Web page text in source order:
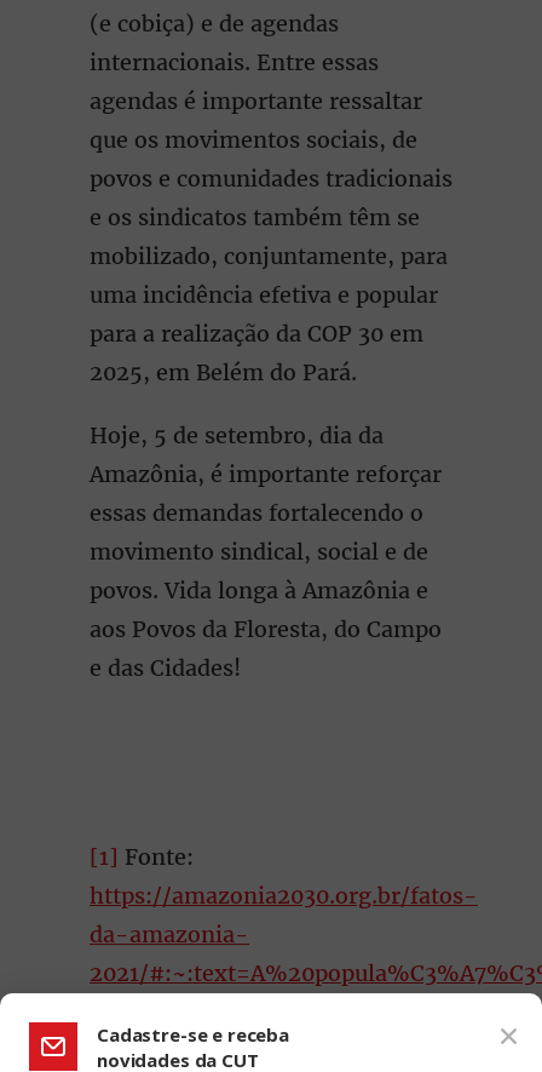
(e cobiça) e de agendas
internacionais. Entre essas
agendas é importante ressaltar
que os movimentos sociais, de
povos e comunidades tradicionais
e os sindicatos também têm se
mobilizado, conjuntamente, para
uma incidência efetiva e popular
para a realização da COP 30 em
2025, em Belém do Pará.
Hoje, 5 de setembro, dia da
Amazônia, é importante reforçar
essas demandas fortalecendo o
movimento sindical, social e de
povos. Vida longa à Amazônia e
aos Povos da Floresta, do Campo
e das Cidades!
[1] Fonte:
https://amazonia2030.org.br/fatos-
da-amazonia-
2021/
Cadastre-se e receba
novidades da CUT